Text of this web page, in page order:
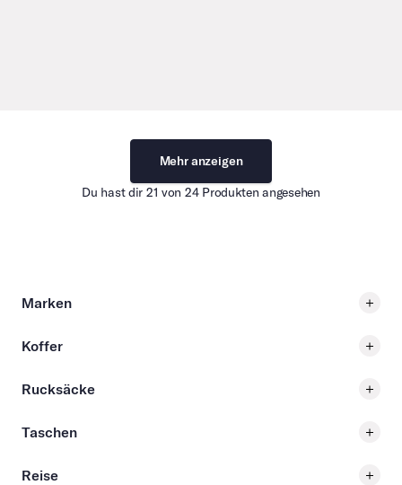
Mehr anzeigen
Du hast dir 21 von 24 Produkten angesehen
Marken
Koffer
Rucksäcke
Taschen
Reise